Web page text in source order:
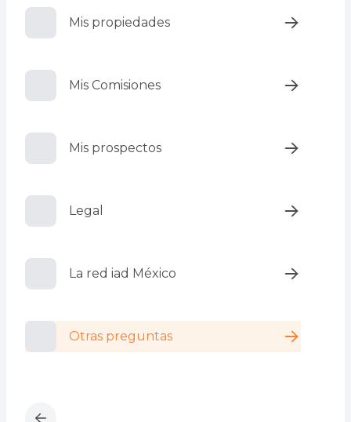
Mis propiedades
Mis Comisiones
Mis prospectos
Legal
La red iad México
Otras preguntas